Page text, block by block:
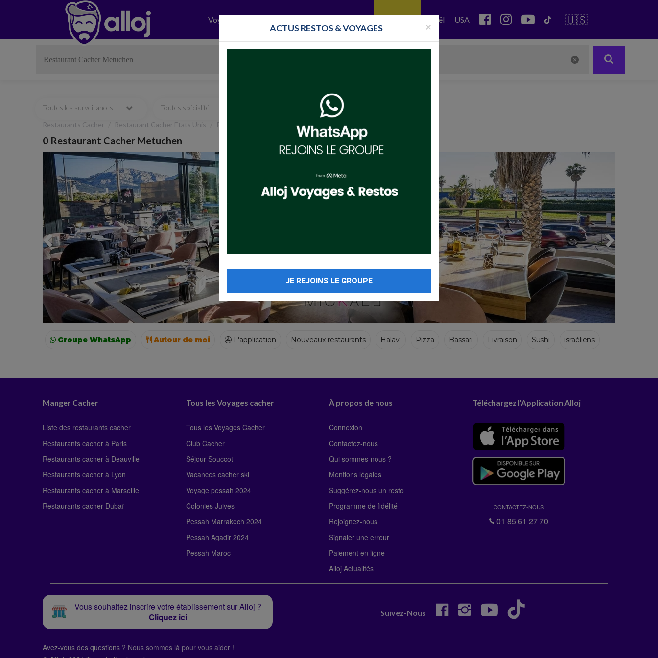
Voyages Israël USA 🇺🇸
Toutes les surveillances Toutes spécialité Bassari
Restaurants Cacher Restaurant Cacher Etats Unis Restaurant Cacher New Jersey Restaurant Cacher Metuchen
0 Restaurant Cacher Metuchen
Previous
Groupe WhatsApp Autour de moi L'application Nouveaux restaurants Halavi Pizza Bassari Livraison Sushi israéliens
Manger Cacher
Liste des restaurants cacher
Restaurants cacher à Paris
Restaurants cacher à Deauville
Restaurants cacher à Lyon
Restaurants cacher à Marseille
Restaurants cacher Dubaï
Tous les Voyages cacher
Tous les Voyages Cacher
Club Cacher
Séjour Souccot
Vacances cacher ski
Voyage pessah 2024
Colonies Juives
Pessah Marrakech 2024
Pessah Agadir 2024
Pessah Maroc
À propos de nous
Connexion
Contactez-nous
Qui sommes-nous ?
Mentions légales
Suggérez-nous un resto
Programme de fidélité
Rejoignez-nous
Signaler une erreur
Paiement en ligne
Alloj Actualités
Téléchargez l'Application Alloj
CONTACTEZ-NOUS
01 85 61 27 70
Vous souhaitez inscrire votre établissement sur Alloj ?
Cliquez ici
Suivez-Nous
Avez-vous des questions ? Nous sommes là pour vous aider !
×
ACTUS RESTOS & VOYAGES
JE REJOINS LE GROUPE